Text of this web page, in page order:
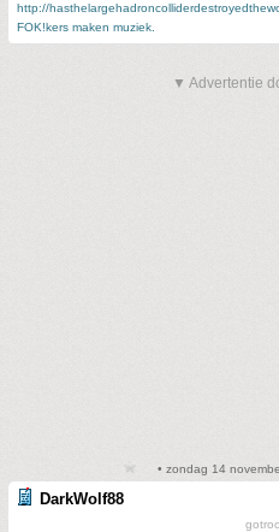
http://
FOK!kers maken muziek.
▼ Advertentie
• zondag 14
DarkWolf88